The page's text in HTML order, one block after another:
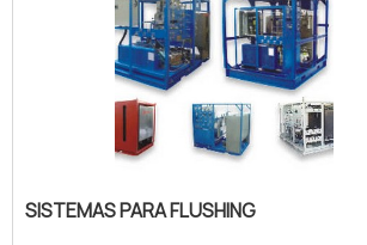
SISTEMAS PARA FLUSHING